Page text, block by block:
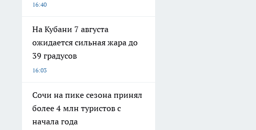
16:40
На Кубани 7 августа
ожидается сильная жара до
39 градусов
16:03
Сочи на пике сезона принял
более 4 млн туристов с
начала года